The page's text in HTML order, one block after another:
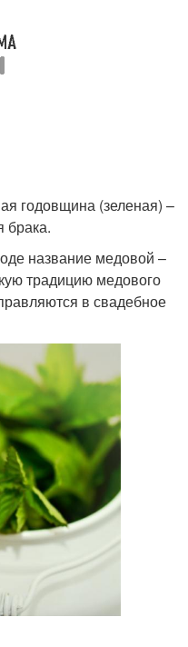
Оловянная свадьба
Стеклянная свадьба
Бирюзовая свадьба
годовщина (зеленая) –
брака.
название медовой –
традицию медового
в свадебное